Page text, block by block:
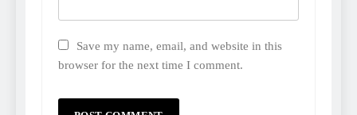
Save my name, email, and website in this
browser for the next time I comment.